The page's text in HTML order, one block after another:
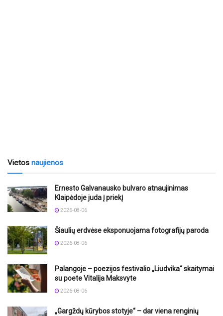
Vietos naujienos
Ernesto Galvanausko bulvaro atnaujinimas
Klaipėdoje juda į priekį
2026-08-06
Šiaulių erdvėse eksponuojama fotografijų paroda
2026-08-06
Palangoje – poezijos festivalio „Liudvika“ skaitymai
su poete Vitalija Maksvyte
2026-08-06
„Gargždų kūrybos stotyje“ – dar viena renginių